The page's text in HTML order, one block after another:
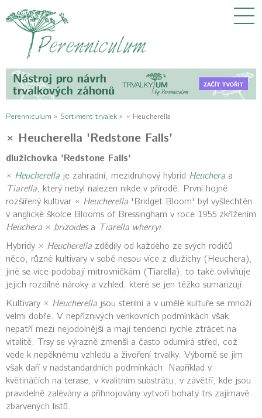
Perenniculum » Sortiment trvalek » × Heucherella
× Heucherella 'Redstone Falls'
dlužichovka 'Redstone Falls'
× Heucherella je zahradní, mezidruhový hybrid Heuchera a
Tiarella, který nebyl nalezen nikde v přírodě. První hojně
rozšířený kultivar × Heucherella 'Bridget Bloom' byl vyšlechtěn
v anglické školce Blooms of Bressingham v roce 1955 zkřížením
Heuchera × brizoidesa Tiarella wherryi.
Hybridy × Heucherella zdědily od každého ze svých rodičů
něco, různé kultivary v sobě nesou více z dlužichy (Heuchera),
jiné se více podobají mitrovničkám (Tiarella), to také ovlivňuje
jejich rozdílné nároky a vzhled, které se jen těžko sumarizují.
Kultivary × Heucherella jsou sterilní a v umělé kultuře se množí
velmi dobře. V nepříznivých venkovních podmínkách však
nepatří mezi nejodolnější a mají tendenci rychle ztrácet na
vitalitě. Trsy se výrazně zmenší a často odumírá střed, což
vede k nepěknému vzhledu a živoření trvalky. Výborně se jim
však daří v nadstandardních podmínkách. Například v
květináčích na terase, v kvalitním substrátu, v závětří, kde jsou
pravidelně zalévány a přihnojovány vytvoří bohatý trs zajímavě
zbarvených listů.